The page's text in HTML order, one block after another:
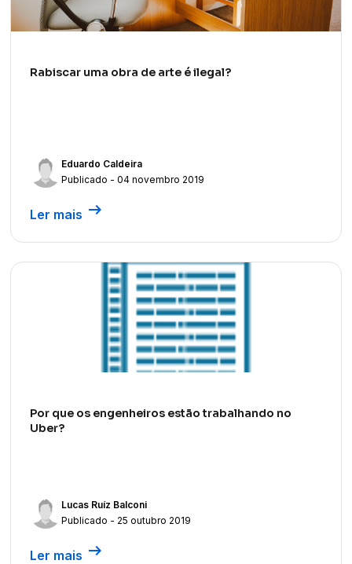
Rabiscar uma obra de arte é ilegal?
Eduardo Caldeira
Publicado - 04 novembro 2019
Ler mais arrow_right_alt
Por que os engenheiros estão trabalhando no
Uber?
Lucas Ruíz Balconi
Publicado - 25 outubro 2019
Ler mais arrow_right_alt